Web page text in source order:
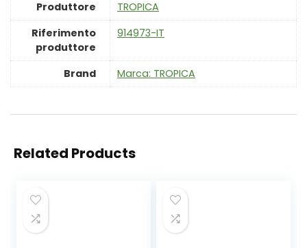
Produttore
‎TROPICA
Riferimento
produttore
‎914973-IT
Brand Marca: TROPICA
Related Products